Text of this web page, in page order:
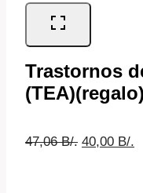
Trastornos
(TEA)(regalo)
47,06B/. El
40,00 B/.